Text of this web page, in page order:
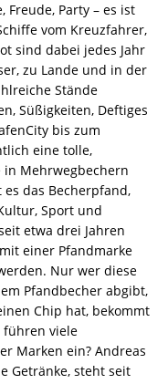
Freude, Party – es ist
vom Kreuzfahrer,
sind dabei jedes Jahr
zu Lande und in der
Stände
Süßigkeiten, Deftiges
bis zum
eine tolle,
in Mehrwegbechern
das Becherpfand,
Sport und
etwa drei Jahren
einer Pfandmarke
Nur wer diese
Pfandbecher abgibt,
Chip hat, bekommt
führen viele
Marken ein? Andreas
Getränke, steht seit